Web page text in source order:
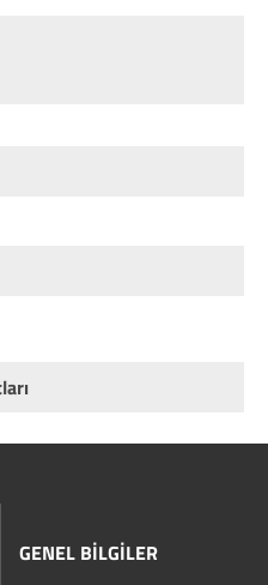
GENEL BİLGİLER